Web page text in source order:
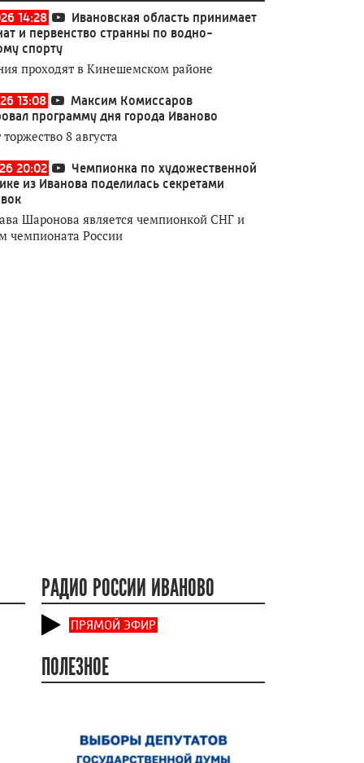
14:28
Ивановская область принимает
и первенство странны по водно-
спорту
проходят в Кинешемском районе
13:08
Максим Комиссаров
программу дня города Иваново
8 августа
20:02
Чемпионка по художественной
из Иванова поделилась секретами
Шаронова является чемпионкой СНГ и
чемпионата России
РАДИО РОССИИ ИВАНОВО
ПРЯМОЙ ЭФИР
ПОЛЕЗНОЕ